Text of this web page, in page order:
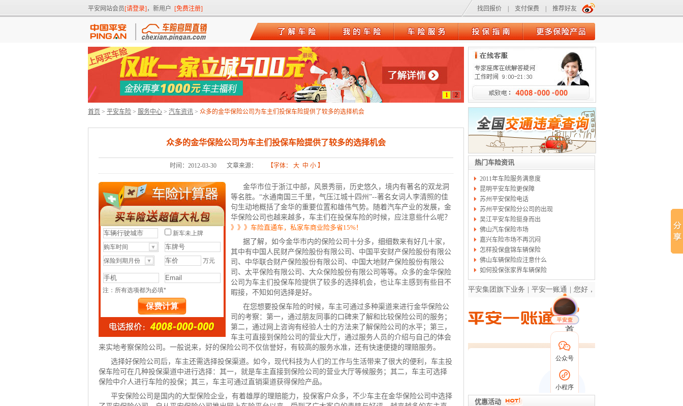
平安网站会员[请登录] ，新用户 [免费注册] 找回报价 支付保费 推荐好友
热门车险资讯
2011年车险服务满意度
昆明平安车险更保障
苏州平安保险电话
苏州平安保险分公司的出现
吴江平安车险挺身而出
佛山汽车保险市场
嘉兴车险市场不再沉闷
怎样投保盘锦车辆保险
佛山车辆保险应注意什么
如何投保张家界车辆保险
优惠活动
1 2
首页 > 平安车险 > 服务中心 > 汽车资讯 > 众多的金华保险公司为车主们投保车险提供了较多的选择机会
众多的金华保险公司为车主们投保车险提供了较多的选择机会
时间：2012-03-30 文章来源： 【字体： 大 中 小 】
金华市位于浙江中部，风景秀丽，历史悠久，境内有著名的双龙洞
等名胜。“水通南国三千里，气压江城十四州”--著名女词人李清照的佳
句生动地概括了金华的重要位置和雄伟气势。随着汽车产业的发展，金
华保险公司也越来越多，车主们在投保车险的时候，应注意些什么呢？
》》》车险直通车，私家车商业险多省15%！
据了解，如今金华市内的保险公司十分多，细细数来有好几十家，
其中有中国人民财产保险股份有限公司、中国平安财产保险股份有限公
司、中华联合财产保险股份有限公司、中国大地财产保险股份有限公
司、太平保险有限公司、大众保险股份有限公司等等。众多的金华保险
公司为车主们投保车险提供了较多的选择机会，也让车主感到有些目不
暇接，不知如何选择是好。
在您想要投保车险的时候，车主可通过多种渠道来进行金华保险公
司的考察：第一，通过朋友同事的口碑来了解和比较保险公司的服务；
第二，通过网上咨询有经验人士的方法来了解保险公司的水平；第三，
车主可直接到保险公司的营业大厅，通过服务人员的介绍与自己的体会
来实地考察保险公司。一般说来，好的保险公司不仅信誉好，有较高的服务水准，还有快速便捷的理赔服务。
选择好保险公司后，车主还需选择投保渠道。如今，现代科技为人们的工作与生活带来了很大的便利，车主投
保车险可在几种投保渠道中进行选择：其一，就是车主直接到保险公司的营业大厅等候服务；其二，车主可选择
保险中介人进行车险的投保；其三，车主可通过直销渠道获得保险产品。
平安保险公司是国内的大型保险企业，有着雄厚的理赔能力，投保客户众多，不少车主在金华保险公司中选择